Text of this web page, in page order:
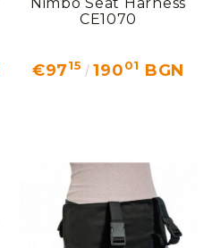
CE1070
€9715 19001 BGN